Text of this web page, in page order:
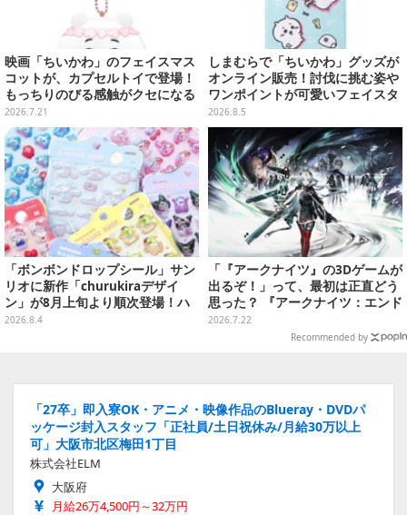
映画「ちいかわ」のフェイスマス
コットが、カプセルトイで登場！
もっちりのびる感触がクセになる
ハチワレ、セイレーンなど全5種
2026.7.21
しまむらで「ちいかわ」グッズが
オンライン販売！討伐に挑む姿や
ワンポイントが可愛いフェイスタ
オル、バスマットなど全14種
2026.8.5
「ボンボンドロップシール」サン
リオに新作「churukiraデザイ
ン」が8月上旬より順次登場！ハ
ローキティ、はぴだんぶいなど全
2026.8.4
「『アークナイツ』の3Dゲームが
出るぞ！」って、最初は正直どう
思った？ 『アークナイツ：エンド
フィールド』リリース半年を機
に、4人のインフルエンサーに聞
談会】
2026.7.22
Recommended by
「27卒」即入寮OK・アニメ・映像作品のBlueray・DVDパ
ッケージ封入スタッフ「正社員/土日祝休み/月給30万以上
可」大阪市北区梅田1丁目
株式会社ELM
大阪府
月給26万4,500円～32万円